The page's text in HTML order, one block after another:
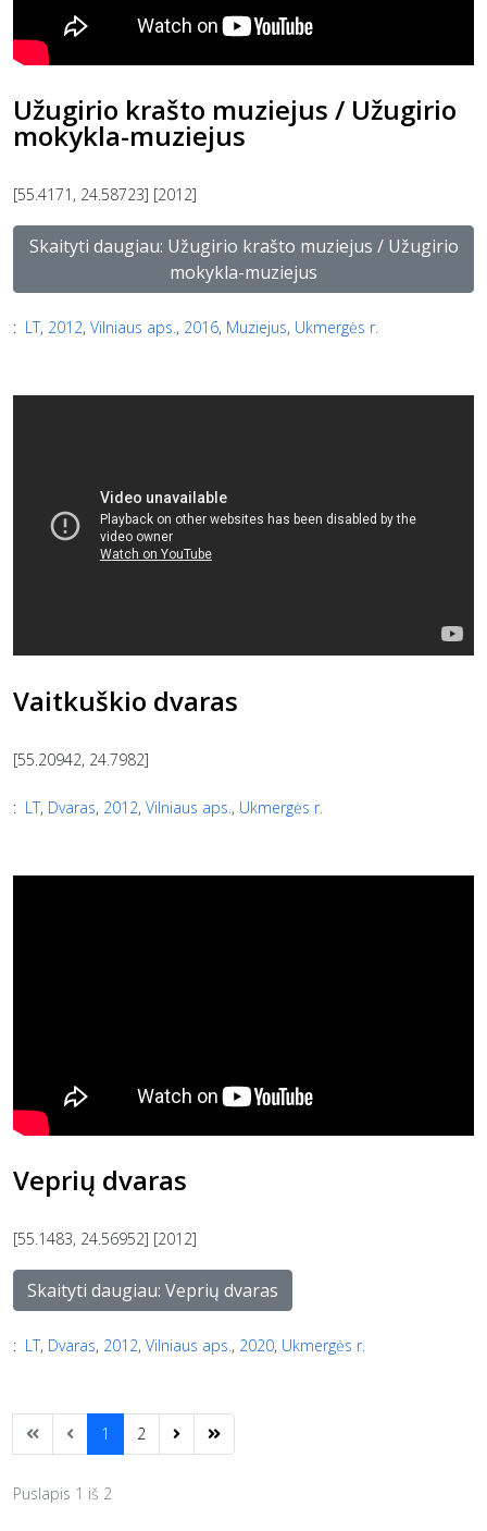
Užugirio krašto muziejus / Užugirio
mokykla-muziejus
[55.4171, 24.58723] [2012]
Skaityti daugiau: Užugirio krašto muziejus / Užugirio
mokykla-muziejus
: LT, 2012, Vilniaus aps., 2016, Muziejus, Ukmergės r.
Vaitkuškio dvaras
[55.20942, 24.7982]
: LT, Dvaras, 2012, Vilniaus aps. , Ukmergės r.
Veprių dvaras
[55.1483, 24.56952] [2012]
Skaityti daugiau: Veprių dvaras
: LT, Dvaras, 2012, Vilniaus aps., 2020, Ukmergės r.
1 2
Puslapis 1 iš 2